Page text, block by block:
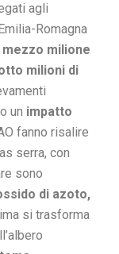
agli
Romagna
milione
milioni di
un impatto
fanno risalire
serra, con
sono
di azoto,
si trasforma